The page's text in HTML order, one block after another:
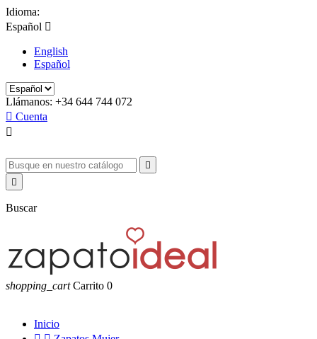
Idioma:
Español 
English
Español
Llámanos: +34 644 744 072
 Cuenta



Buscar
shopping_cart Carrito 0
Inicio